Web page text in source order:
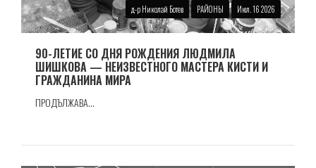
д-р Николай Ботев РАЙОНЫ Июл. 16 2026
90-ЛЕТИЕ СО ДНЯ РОЖДЕНИЯ ЛЮДМИЛА
ШИШКОВА — НЕИЗВЕСТНОГО МАСТЕРА КИСТИ И
ГРАЖДАНИНА МИРА
ПРОДЪЛЖАВА...